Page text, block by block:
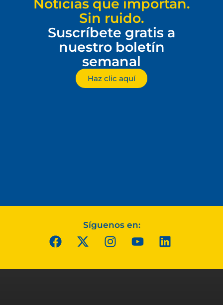
Noticias que importan.
Sin ruido.
Suscríbete gratis a
nuestro boletín
semanal
Haz clic aquí
Síguenos en: